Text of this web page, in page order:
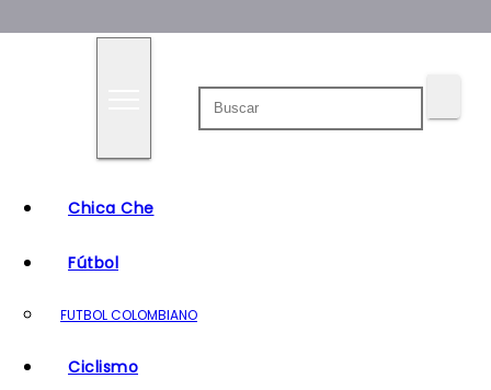
t
Chica Che
Fútbol
FUTBOL COLOMBIANO
Ciclismo